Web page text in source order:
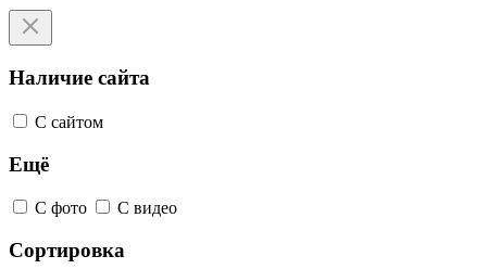
Наличие сайта
С сайтом
Ещё
С фото С видео
Сортировка